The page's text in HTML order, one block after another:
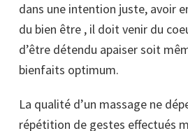
dans une intention juste, avoir
du bien être , il doit venir du
d’être détendu apaiser soit
bienfaits optimum.
La qualité d’un massage ne
répétition de gestes effectués